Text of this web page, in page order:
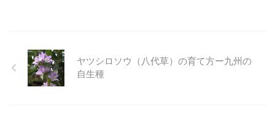
日 撮 ...
日に撮影した花 ...
て育てたものですが、交配し
ているかもしれません。 北
米 テキサス州 北東部の極僅
ンパニュラです。 最初に種を
ヤツシロソウ（八代草）の育て方ー九州の
自生種